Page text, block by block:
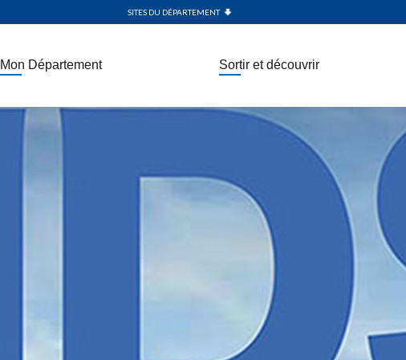
SITES DU DÉPARTEMENT
Mon Département Sortir et découvrir